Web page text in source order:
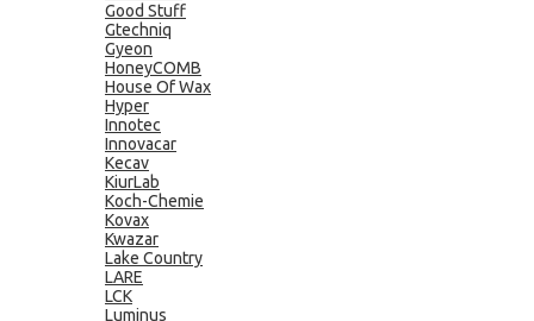
Good Stuff
Gtechniq
Gyeon
HoneyCOMB
House Of Wax
Hyper
Innotec
Innovacar
Kecav
KiurLab
Koch-Chemie
Kovax
Kwazar
Lake Country
LARE
LCK
Luminus